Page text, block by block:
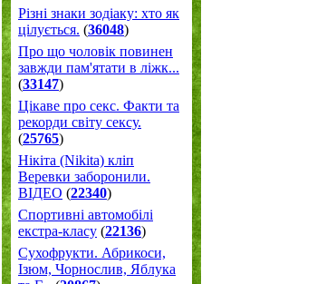
Різні знаки зодіаку: хто як
цілується. (36048)
Про що чоловік повинен
завжди пам'ятати в ліжк...
(33147)
Цікаве про секс. Факти та
рекорди світу сексу.
(25765)
Нікіта (Nikita) кліп
Веревки заборонили.
ВІДЕО (22340)
Спортивні автомобілі
екстра-класу (22136)
Cухофрукти. Абрикоси,
Ізюм, Чорнослив, Яблука